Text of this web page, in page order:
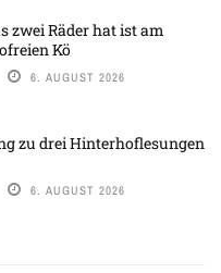
zwei Räder hat ist am
Kö
6. AUGUST 2026
zu drei Hinterhoflesungen
6. AUGUST 2026